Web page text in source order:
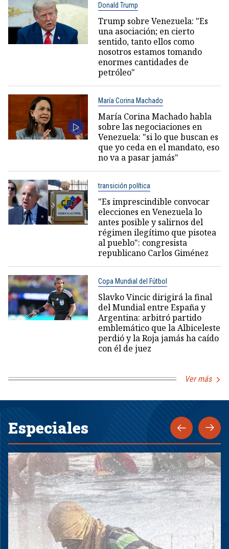
Donald Trump
Trump sobre Venezuela: "Es
una asociación; en cierto
sentido, tanto ellos como
nosotros estamos tomando
enormes cantidades de
petróleo"
María Corina Machado
María Corina Machado habla
sobre las negociaciones en
Venezuela: "si lo que buscan es
que yo ceda en el mandato, eso
no va a pasar jamás"
transición política
"Es imprescindible convocar
elecciones en Venezuela lo
antes posible y salirnos del
régimen ilegítimo que pisotea
al pueblo": congresista
republicano Carlos Giménez
Copa Mundial del Fútbol
Slavko Vincic dirigirá la final
del Mundial entre España y
Argentina: arbitró partido
emblemático que la Albiceleste
perdió y la Roja jamás ha caído
con él de juez
Ver más
Especiales